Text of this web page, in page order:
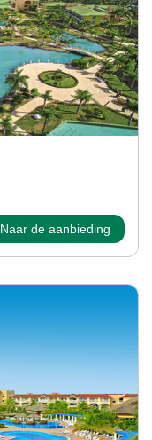
Naar de aanbieding